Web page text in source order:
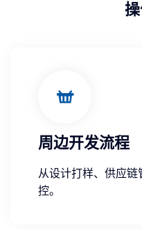
周边开发流程
从设计打样、供应
控。